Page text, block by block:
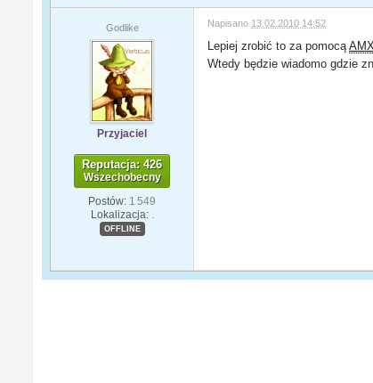
Godlike
Przyjaciel
Reputacja: 426
Wszechobecny
Postów: 1 549
Lokalizacja:
OFFLINE
Napisano 13.02.2010 14:52
Lepiej zrobić to za pomocąAMX
Wtedy będzie wiadomo gdzie